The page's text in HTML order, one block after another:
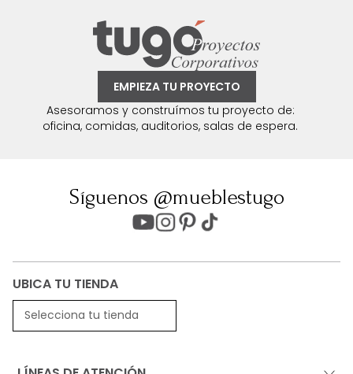
EMPIEZA TU PROYECTO
Asesoramos y construímos tu proyecto de:
oficina, comidas, auditorios, salas de espera.
Síguenos @mueblestugo
UBICA TU TIENDA
Selecciona tu tienda